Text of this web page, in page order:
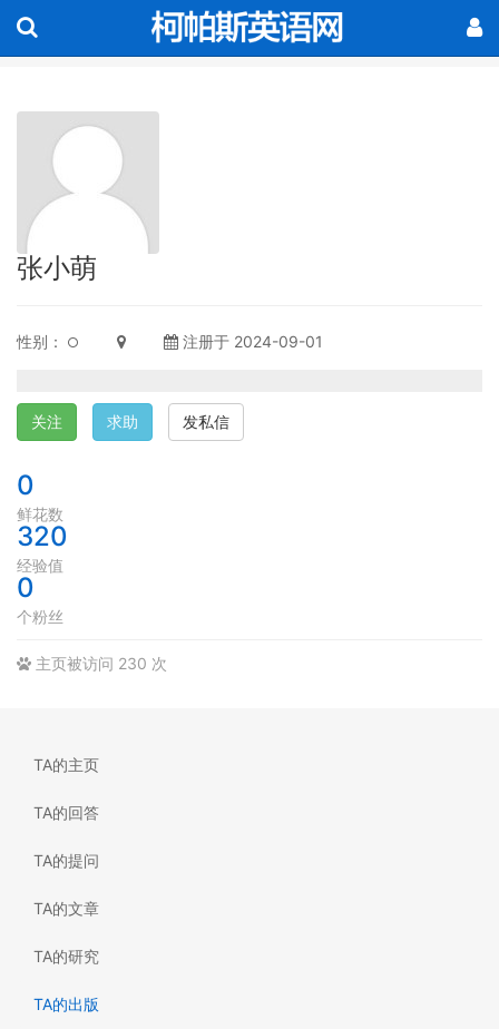
张小萌
性别： 注册于 2024-09-01
关注 求助 发私信
0
鲜花数
320
经验值
0
个粉丝
主页被访问 230 次
TA的主页
TA的回答
TA的提问
TA的文章
TA的研究
TA的出版